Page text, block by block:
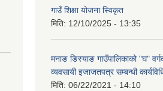
गाउँ शिक्षा योजना स्विकृत
मिति: 12/10/2025 - 13:35
मनाङ ङिस्याङ गाउँपालिकाको "घ"
व्यवसायी इजाजतपत्र सम्बन्धी
मिति: 06/22/2021 - 14:10